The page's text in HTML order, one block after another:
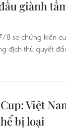
giành
8 sẽ chứng kiến
địch thủ quyết
Việt
bị loại